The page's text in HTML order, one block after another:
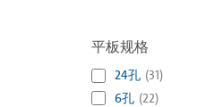
平板规格
24孔 (31)
6孔 (22)